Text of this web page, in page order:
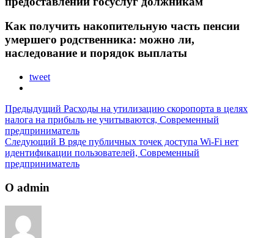
Как получить накопительную часть пенсии
умершего родственника: можно ли,
наследование и порядок выплаты
tweet
Предыдущий Расходы на утилизацию скоропорта в целях
налога на прибыль не учитываются, Современный
предприниматель
Следующий В ряде публичных точек доступа Wi-Fi нет
идентификации пользователей, Современный
предприниматель
О admin